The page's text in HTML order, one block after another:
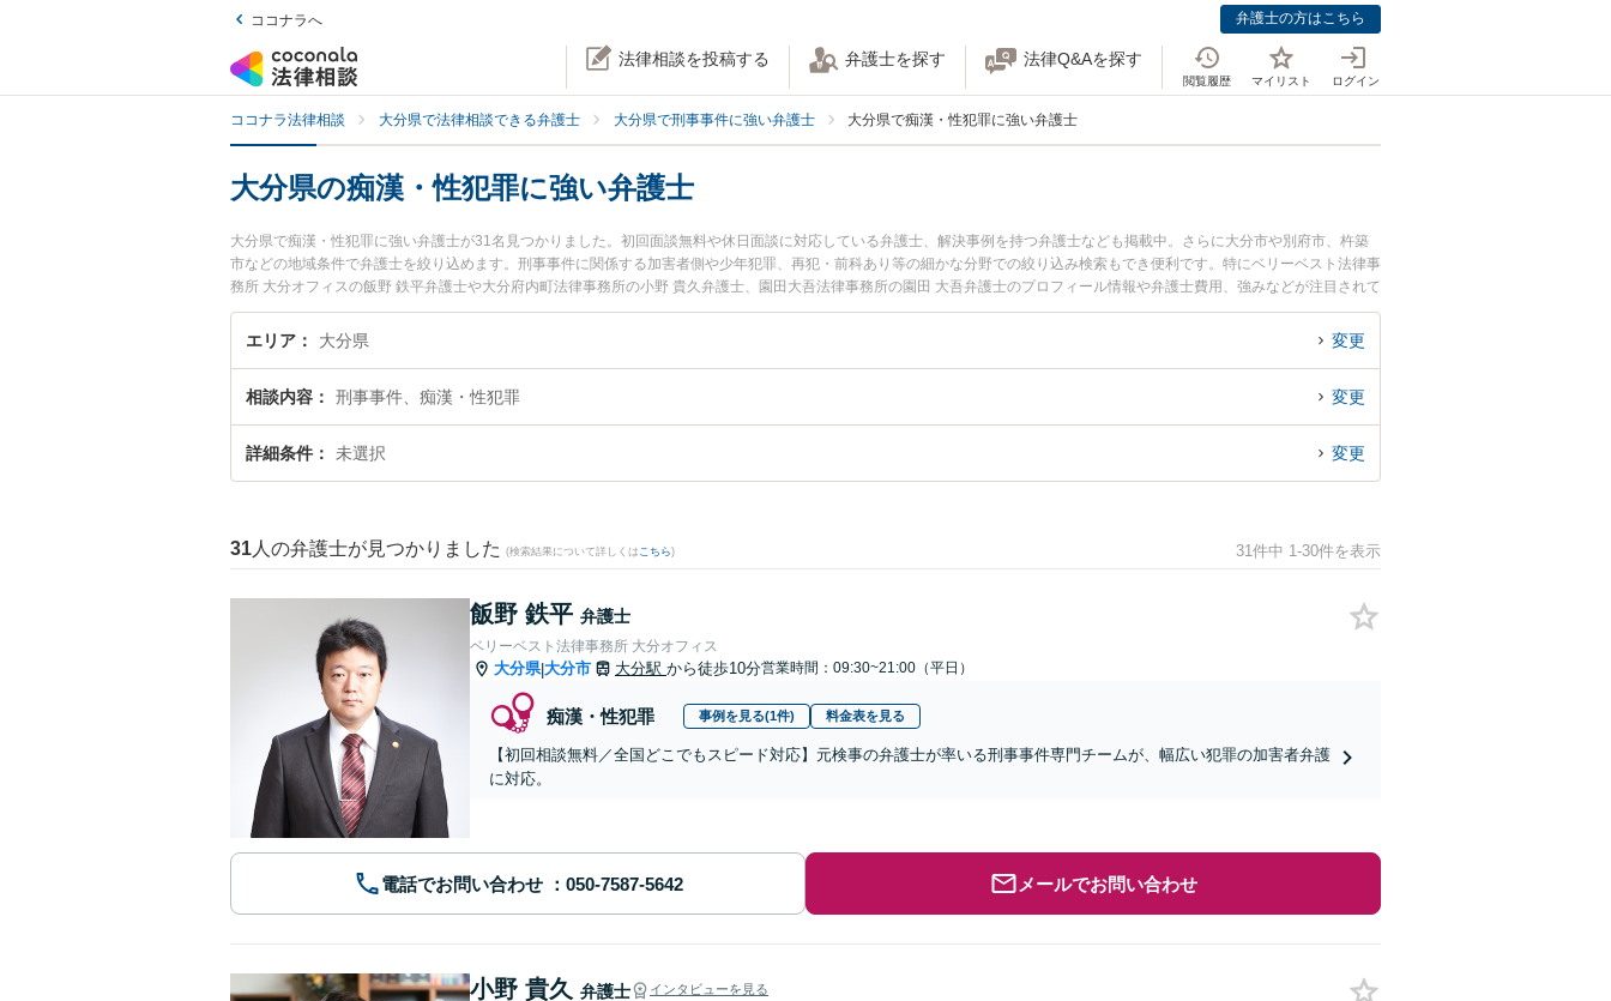
ココナラへ 弁護士の方はこちら
法律相談を投稿する 弁護士を探す 法律Q&Aを探す
閲覧履歴 マイリスト ログイン
ココナラ法律相談 大分県で法律相談できる弁護士 大分県で刑事事件に強い弁護士 大分県で痴漢・性犯罪に強い弁護士
大分県の痴漢・性犯罪に強い弁護士
大分県で痴漢・性犯罪に強い弁護士が31名見つかりました。初回面談無料や休日面談に対応している弁護士、解決事例を持つ弁護士なども掲載中。さらに大分市や別府市、杵築
市などの地域条件で弁護士を絞り込めます。刑事事件に関係する加害者側や少年犯罪、再犯・前科あり等の細かな分野での絞り込み検索もでき便利です。特にベリーベスト法律事
務所 大分オフィスの飯野 鉄平弁護士や大分府内町法律事務所の小野 貴久弁護士、園田大吾法律事務所の園田 大吾弁護士のプロフィール情報や弁護士費用、強みなどが注目されて
います。『大分県で土日や夜間に発生した痴漢・性犯罪のトラブルを今すぐに弁護士に相談したい』『痴漢・性犯罪のトラブル解決の実績豊富な近くの弁護士を検索したい』『初
回相談無料で痴漢・性犯罪を法律相談できる大分県内の弁護士に相談予約したい』などでお困りの相談者さんにおすすめです。
エリア 大分県 変更
相談内容 刑事事件、痴漢・性犯罪 変更
詳細条件 未選択 変更
31 人の弁護士が見つかりました (検索結果について詳しくは こちら) 31件中 1-30件を表示
飯野 鉄平 弁護士
ベリーベスト法律事務所 大分オフィス
大分県|大分市 大分駅 から徒歩10分営業時間：09:30~21:00（平日）
痴漢・性犯罪 事例を見る(1件) 料金表を見る
【初回相談無料／全国どこでもスピード対応】元検事の弁護士が率いる刑事事件専門チームが、幅広い犯罪の加害者弁護
に対応。
電話でお問い合わせ メールでお問い合わせ
小野 貴久 弁護士 インタビューを見る